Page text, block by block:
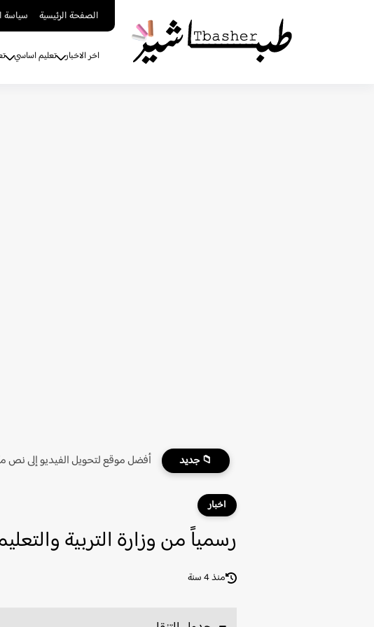
الصفحة الرئيسية سياسة
اخر الاخبار تعليم اساسي
📁 جديد أفضل موقع لتحويل الفيديو إلى نص
اخبار
رسمياً من وزارة التربية
منذ 4 سنة